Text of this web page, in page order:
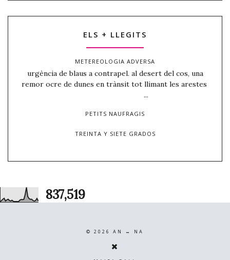
ELS + LLEGITS
METEREOLOGIA ADVERSA
urgència de blaus a contrapel. al desert del cos, una
remor ocre de dunes en trànsit tot llimant les arestes
...
PETITS NAUFRAGIS
TREINTA Y SIETE GRADOS
837,519
© 2026 AN ↔ NA